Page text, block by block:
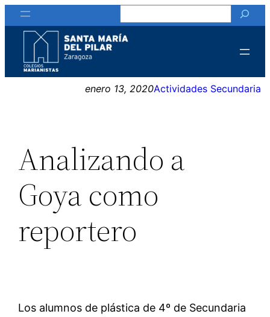
Saltar
al
contenido
enero 13, 2020Actividades Secundaria
Analizando a
Goya como
reportero
Los alumnos de plástica de 4º de Secundaria